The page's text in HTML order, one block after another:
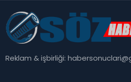
Reklam & işbirliği: